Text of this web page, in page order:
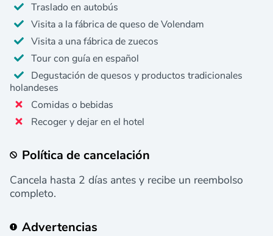
Traslado en autobús
Visita a la fábrica de queso de Volendam
Visita a una fábrica de zuecos
Tour con guía en español
Degustación de quesos y productos tradicionales
holandeses
Comidas o bebidas
Recoger y dejar en el hotel
Política de cancelación
Cancela hasta 2 días antes y recibe un reembolso
completo.
Advertencias